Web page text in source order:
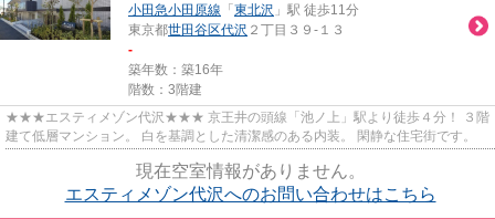
小田急小田原線 「 東北沢 」駅 徒歩11分
東京都世田谷区代沢 ２丁目３９-１３
-
築年数：築16年
階数：3階建
★★★エスティメゾン代沢★★★ 京王井の頭線「池ノ上」駅より徒歩４分！ ３階
建て低層マンション。 白を基調とした清潔感のある内装。 閑静な住宅街です。
現在空室情報がありません。
エスティメゾン代沢へのお問い合わせはこちら